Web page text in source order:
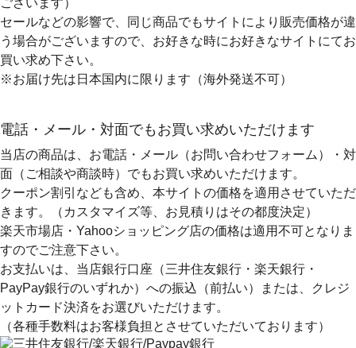
ございます）
セールなどの影響で、同じ商品でもサイトにより販売価格が違
う場合がございますので、お好きな時にお好きなサイトにてお
買い求め下さい。
※お届け先は日本国内に限ります（海外発送不可）
電話・メール・対面でもお買い求めいただけます
当店の商品は、お電話・メール（お問い合わせフォーム）・対
面（ご相談や商談時）でもお買い求めいただけます。
クーポン割引なども含め、本サイトの価格を適用 させていただ
きます。（カスタマイズ等、お見積りはその都度決定）
楽天市場店・Yahooショッピング店の価格は適用不可となりま
すのでご注意下さい。
お支払いは、当店銀行口座（三井住友銀行・楽天銀行・
PayPay銀行のいずれか）への振込（前払い）または、クレジ
ットカード決済をお選びいただけます。
（各種手数料はお客様負担とさせていただいております）